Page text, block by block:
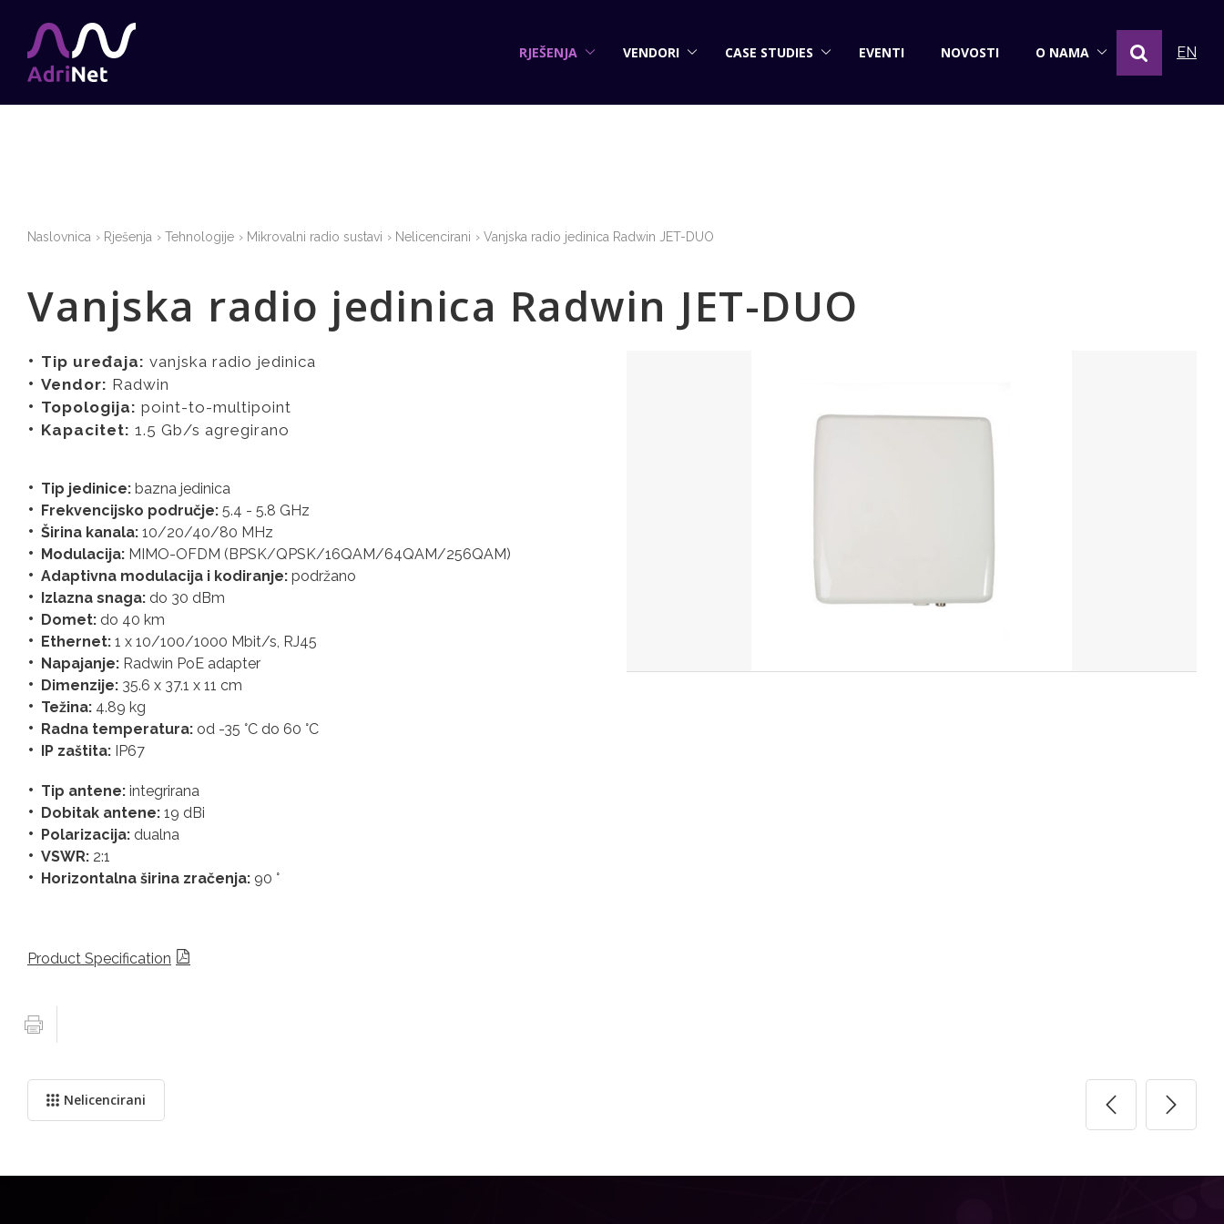
RJEŠENJA VENDORI CASE STUDIES EVENTI NOVOSTI O NAMA EN
Naslovnica Rješenja Tehnologije Mikrovalni radio sustavi Nelicencirani Vanjska radio jedinica Radwin JET-DUO
Vanjska radio jedinica Radwin JET-DUO
Tip uređaja: vanjska radio jedinica
Vendor: Radwin
Topologija: point-to-multipoint
Kapacitet: 1.5 Gb/s agregirano
Tip jedinice: bazna jedinica
Frekvencijsko područje: 5.4 - 5.8 GHz
Širina kanala: 10/20/40/80 MHz
Modulacija: MIMO-OFDM (BPSK/QPSK/16QAM/64QAM/256QAM)
Adaptivna modulacija i kodiranje: podržano
Izlazna snaga: do 30 dBm
Domet: do 40 km
Ethernet: 1 x 10/100/1000 Mbit/s, RJ45
Napajanje: Radwin PoE adapter
Dimenzije: 35.6 x 37.1 x 11 cm
Težina: 4.89 kg
Radna temperatura: od -35 °C do 60 °C
IP zaštita: IP67
Tip antene: integrirana
Dobitak antene: 19 dBi
Polarizacija: dualna
VSWR: 2:1
Horizontalna širina zračenja: 90 °
Product Specification
Nelicencirani